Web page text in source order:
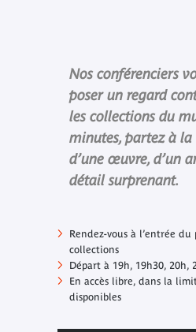
Nos conférenciers
poser un regard
les collections du
minutes, partez à la
d’une œuvre, d’un
détail surprenant.
Rendez-vous à l’entrée du
collections
Départ à 19h, 19h30, 20h,
En accès libre, dans la
disponibles